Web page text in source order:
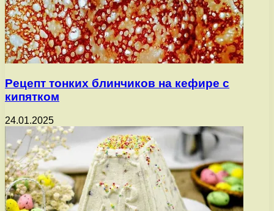
Рецепт тонких блинчиков на кефире с
кипятком
24.01.2025